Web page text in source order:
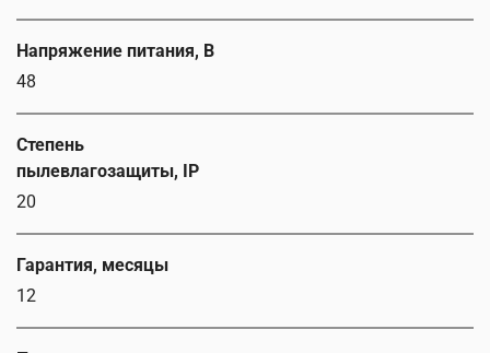
Напряжение питания, В
48
Степень
пылевлагозащиты, IP
20
Гарантия, месяцы
12